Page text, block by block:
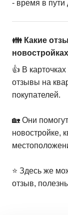
- время в пути
👪 Какие
👍 В
отзывы на
покупателей.
🏡 Они
новостройке,
⭐️ Здесь же
отзыв,